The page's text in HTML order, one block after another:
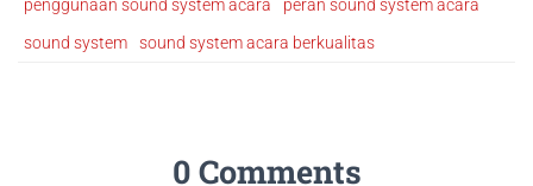
penggunaan sound system acara
peran sound system acara
sound system
sound system acara berkualitas
0 Comments